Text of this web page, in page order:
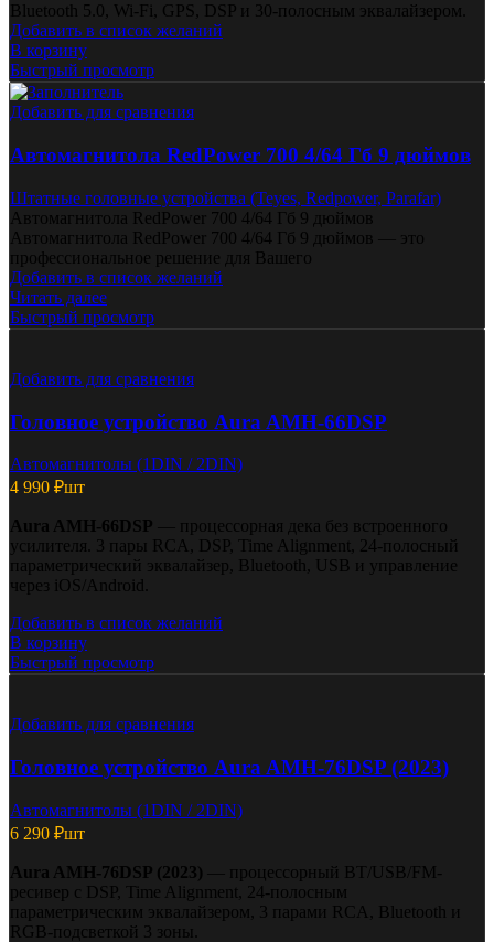
Bluetooth 5.0, Wi-Fi, GPS, DSP и 30-полосным эквалайзером.
Добавить в список желаний
В корзину
Быстрый просмотр
Добавить для сравнения
Автомагнитола RedPower 700 4/64 Гб 9 дюймов
Штатные головные устройства (Teyes, Redpower, Parafar)
Автомагнитола RedPower 700 4/64 Гб 9 дюймов
Автомагнитола RedPower 700 4/64 Гб 9 дюймов — это
профессиональное решение для Вашего
Добавить в список желаний
Читать далее
Быстрый просмотр
Добавить для сравнения
Головное устройство Aura AMH-66DSP
Автомагнитолы (1DIN / 2DIN)
4 990 ₽шт
Aura AMH-66DSP — процессорная дека без встроенного
усилителя. 3 пары RCA, DSP, Time Alignment, 24-полосный
параметрический эквалайзер, Bluetooth, USB и управление
через iOS/Android.
Добавить в список желаний
В корзину
Быстрый просмотр
Добавить для сравнения
Головное устройство Aura AMH-76DSP (2023)
Автомагнитолы (1DIN / 2DIN)
6 290 ₽шт
Aura AMH-76DSP (2023) — процессорный BT/USB/FM-
ресивер с DSP, Time Alignment, 24-полосным
параметрическим эквалайзером, 3 парами RCA, Bluetooth и
RGB-подсветкой 3 зоны.